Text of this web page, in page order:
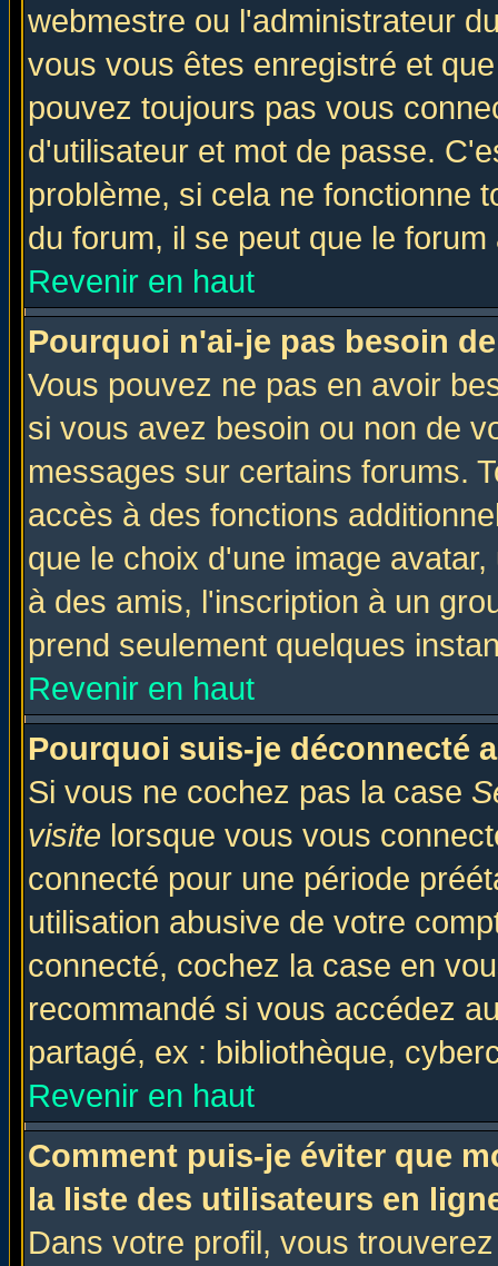
webmestre ou l'administrateur
vous vous êtes enregistré et
pouvez toujours pas vous
d'utilisateur et mot de passe.
problème, si cela ne fonctionne
du forum, il se peut que le
Revenir en haut
Pourquoi n'ai-je pas besoin
Vous pouvez ne pas en avoir
si vous avez besoin ou non de
messages sur certains forums.
accès à des fonctions
que le choix d'une image
à des amis, l'inscription à un
prend seulement quelques
Revenir en haut
Pourquoi suis-je déconnecté
Si vous ne cochez pas la case
visite lorsque vous vous
connecté pour une période
utilisation abusive de votre
connecté, cochez la case en
recommandé si vous accédez
partagé, ex : bibliothèque,
Revenir en haut
Comment puis-je éviter que
la liste des utilisateurs en
Dans votre profil, vous